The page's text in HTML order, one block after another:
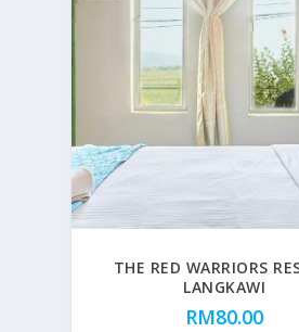
THE RED WARRIORS
LANGKAWI
RM80.00